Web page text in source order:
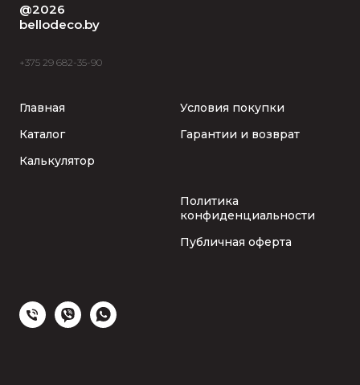
@2026
bellodeco.by
+375 29 682-35-90
Главная
Каталог
Калькулятор
Условия покупки
Гарантии и возврат
Политика
конфиденциальности
Публичная оферта